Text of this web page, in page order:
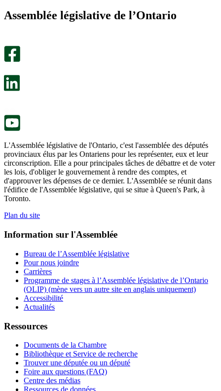
été
m’a
Assemblée législative de l’Ontario
L'Assemblée législative de l'Ontario, c'est l'assemblée des députés
provinciaux élus par les Ontariens pour les représenter, eux et leur
circonscription. Elle a pour principales tâches de débattre et de voter
les lois, d'obliger le gouvernement à rendre des comptes, et
d'approuver les dépenses de ce dernier. L'Assemblée se réunit dans
l'édifice de l'Assemblée législative, qui se situe à Queen's Park, à
Toronto.
Plan du site
Information sur l'Assemblée
Bureau de l’Assemblée législative
Pour nous joindre
Carrières
Programme de stages à l’Assemblée législative de l’Ontario
(OLIP) (mène vers un autre site en anglais uniquement)
Accessibilité
Actualités
Ressources
Documents de la Chambre
Bibliothèque et Service de recherche
Trouver une députée ou un député
Foire aux questions (FAQ)
Centre des médias